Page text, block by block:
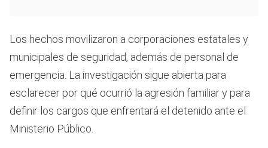
Los hechos movilizaron a corporaciones estatales y
municipales de seguridad, además de personal de
emergencia. La investigación sigue abierta para
esclarecer por qué ocurrió la agresión familiar y para
definir los cargos que enfrentará el detenido ante el
Ministerio Público.